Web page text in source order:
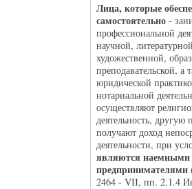
Лица, которые
самостоятельно -
профессиональной
научной,
художественной,
преподавательской, а
юридической
нотариальной
осуществляют
деятельность, другую
получают доход
деятельности, при
являются наемными
предпринимателями
2464 - VII, пп. 2.1.4